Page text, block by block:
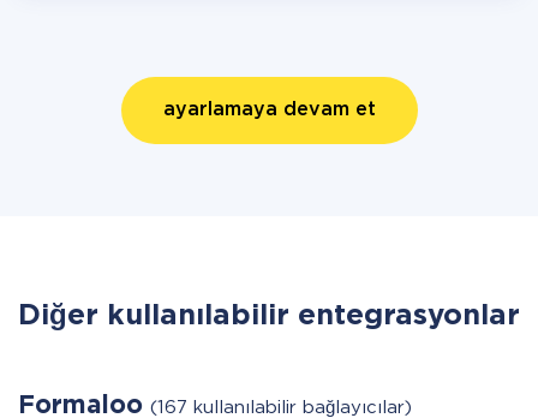
ayarlamaya devam et
Diğer kullanılabilir entegrasyonlar
Formaloo (167 kullanılabilir bağlayıcılar)